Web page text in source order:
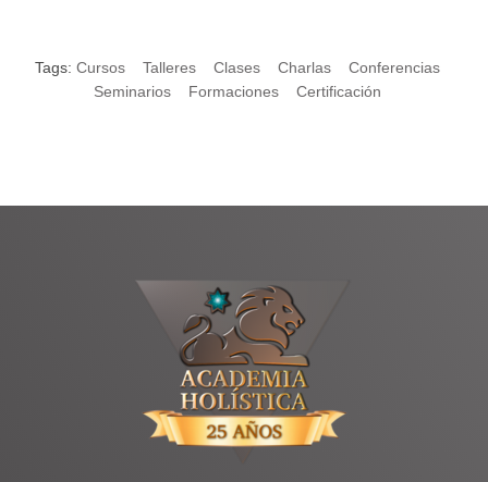
Tags: Cursos Talleres Clases Charlas
Conferencias
Seminarios
Formaciones Certificación